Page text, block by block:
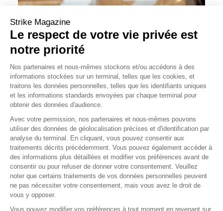
Strike Magazine
Le respect de votre vie privée est
notre priorité
Nos partenaires et nous-mêmes stockons et/ou accédons à des
informations stockées sur un terminal, telles que les cookies, et
traitons les données personnelles, telles que les identifiants uniques
et les informations standards envoyées par chaque terminal pour
obtenir des données d'audience.
Avec votre permission, nos partenaires et nous-mêmes pouvons
utiliser des données de géolocalisation précises et d'identification par
analyse du terminal. En cliquant, vous pouvez consentir aux
traitements décrits précédemment. Vous pouvez également accéder à
des informations plus détaillées et modifier vos préférences avant de
consentir ou pour refuser de donner votre consentement. Veuillez
noter que certains traitements de vos données personnelles peuvent
ne pas nécessiter votre consentement, mais vous avez le droit de
vous y opposer.
Vous pouvez modifier vos préférences à tout moment en revenant sur